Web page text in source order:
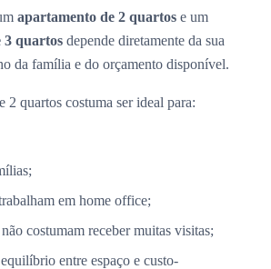
apartamento de 2 quartos e um
3 quartos depende diretamente da sua
da família e do orçamento disponível.
2 quartos costuma ser ideal para:
em home office;
costumam receber muitas visitas;
entre espaço e custo-